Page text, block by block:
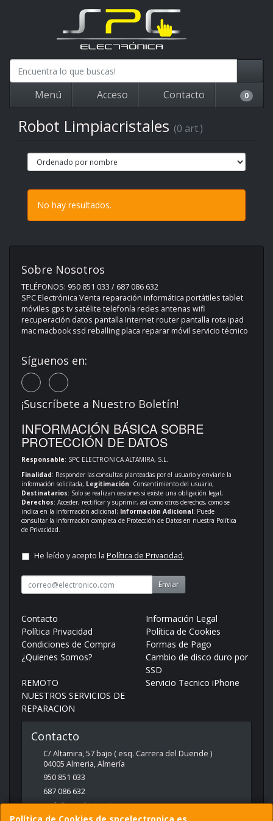
Menú Acceso Contacto 0
Robot Limpiacristales (0 art.)
No hay resultados.
Sobre Nosotros
TELÉFONOS: 950 851 033 / 687 086 632
SPC Electrónica Venta reparación informática portátiles tablet
móviles gps tv satélite telefonía redes antenas wifi
recuperación datos pantalla Internet router pantalla rota ipad
mac macbook ssd reballing placa reparar móvil servicio técnico
Síguenos en:
¡Suscríbete a Nuestro Boletín!
INFORMACIÓN BÁSICA SOBRE
PROTECCIÓN DE DATOS
Responsable: SPC ELECTRONICA ALTAMIRA, S.L.
Finalidad: Responder las consultas planteadas por el usuario y enviarle la
información solicitada; Legitimación: Consentimiento del usuario;
Destinatarios: Solo se realizan cesiones si existe una obligación legal;
Derechos: Acceder, rectificar y suprimir, así como otros derechos, como se
indica en la información adicional; Información Adicional: Puede
consultar la información completa de Protección de Datos en nuestra Política
de Privacidad.
He leído y acepto la Política de Privacidad.
Enviar
Contacto
Información Legal
Política Privacidad
Política de Cookies
Condiciones de Compra
Formas de Pago
¿Quienes Somos?
Cambio de disco duro por
SSD
REMOTO
Servicio Tecnico iPhone
NUESTROS SERVICIOS DE
REPARACION
Contacto
C/ Altamira, 57 bajo ( esq. Carrera del Duende )
04005 Almeria,Almería
950 851 033
687 086 632
web@spcelectronica.es